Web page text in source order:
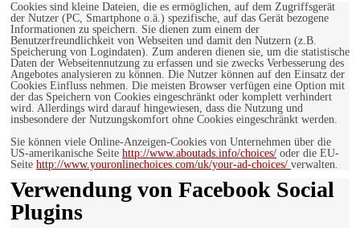
Cookies sind kleine Dateien, die es ermöglichen, auf dem Zugriffsgerät
der Nutzer (PC, Smartphone o.ä.) spezifische, auf das Gerät bezogene
Informationen zu speichern. Sie dienen zum einem der
Benutzerfreundlichkeit von Webseiten und damit den Nutzern (z.B.
Speicherung von Logindaten). Zum anderen dienen sie, um die statistische
Daten der Webseitennutzung zu erfassen und sie zwecks Verbesserung des
Angebotes analysieren zu können. Die Nutzer können auf den Einsatz der
Cookies Einfluss nehmen. Die meisten Browser verfügen eine Option mit
der das Speichern von Cookies eingeschränkt oder komplett verhindert
wird. Allerdings wird darauf hingewiesen, dass die Nutzung und
insbesondere der Nutzungskomfort ohne Cookies eingeschränkt werden.
Sie können viele Online-Anzeigen-Cookies von Unternehmen über die
US-amerikanische Seite http://www.aboutads.info/choices/ oder die EU-
Seite http://www.youronlinechoices.com/uk/your-ad-choices/ verwalten.
Verwendung von Facebook Social
Plugins